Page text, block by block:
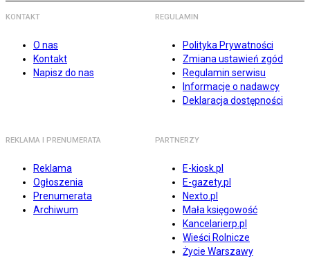
KONTAKT
O nas
Kontakt
Napisz do nas
REGULAMIN
Polityka Prywatności
Zmiana ustawień zgód
Regulamin serwisu
Informacje o nadawcy
Deklaracja dostępności
REKLAMA I PRENUMERATA
Reklama
Ogłoszenia
Prenumerata
Archiwum
PARTNERZY
E-kiosk.pl
E-gazety.pl
Nexto.pl
Mała księgowość
Kancelarierp.pl
Wieści Rolnicze
Życie Warszawy